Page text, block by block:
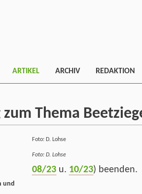
ARTIKEL ARCHIV REDAKTION
zum Thema
Foto: D. Lohse
Foto: D. Lohse
08/23 u. 10/23) beenden.
und